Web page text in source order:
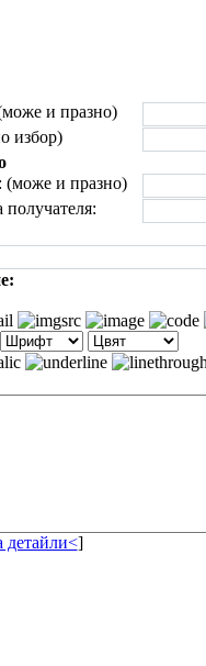
и празно)
избор)
(може и празно)
детайли<]